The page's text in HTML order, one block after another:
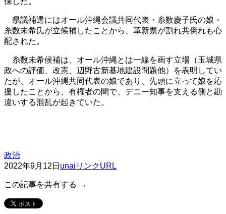
県議補選にはオール沖縄会議共同代表・糸数慶子氏の娘・
糸数未希氏が立候補したことから、革新票が割れ共倒れも心
配された。
糸数未希候補は、オール沖縄とは一線を画す立場（玉城県
政への評価、改憲、辺野古新基地建設問題他）を表明してい
たが、オール沖縄共同代表の娘であり、先頭に立って娘を応
援したことから、有権者の間で、デニー知事を支える側と勘
違いする混乱が起きていた。
政治
2022年9月12日 unai リンクURL
この記事を共有する →